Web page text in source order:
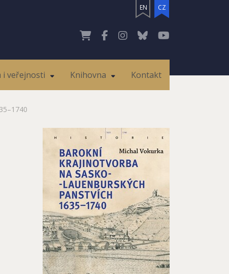
EN CZ
i veřejnosti Knihovna Kontakt